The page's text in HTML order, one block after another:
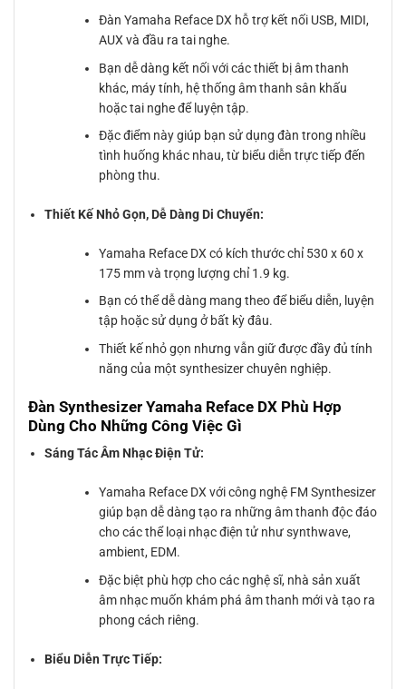
Đàn Yamaha Reface DX hỗ trợ kết nối USB, MIDI,
AUX và đầu ra tai nghe.
Bạn dễ dàng kết nối với các thiết bị âm thanh
khác, máy tính, hệ thống âm thanh sân khấu
hoặc tai nghe để luyện tập.
Đặc điểm này giúp bạn sử dụng đàn trong nhiều
tình huống khác nhau, từ biểu diễn trực tiếp đến
phòng thu.
Thiết Kế Nhỏ Gọn, Dễ Dàng Di Chuyển:
Yamaha Reface DX có kích thước chỉ 530 x 60 x
175 mm và trọng lượng chỉ 1.9 kg.
Bạn có thể dễ dàng mang theo để biểu diễn, luyện
tập hoặc sử dụng ở bất kỳ đâu.
Thiết kế nhỏ gọn nhưng vẫn giữ được đầy đủ tính
năng của một synthesizer chuyên nghiệp.
Đàn Synthesizer Yamaha Reface DX Phù Hợp
Dùng Cho Những Công Việc Gì
Sáng Tác Âm Nhạc Điện Tử:
Yamaha Reface DX với công nghệ FM Synthesizer
giúp bạn dễ dàng tạo ra những âm thanh độc đáo
cho các thể loại nhạc điện tử như synthwave,
ambient, EDM.
Đặc biệt phù hợp cho các nghệ sĩ, nhà sản xuất
âm nhạc muốn khám phá âm thanh mới và tạo ra
phong cách riêng.
Biểu Diễn Trực Tiếp: